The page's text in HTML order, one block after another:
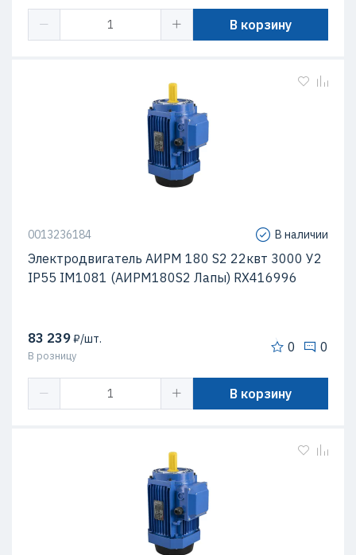
В корзину
0013236184 В наличии
Электродвигатель АИРМ 180 S2 22квт 3000 У2
IP55 IM1081 (АИРМ180S2 Лапы) RX416996
83 239₽/шт.
В розницу
0 0
В корзину